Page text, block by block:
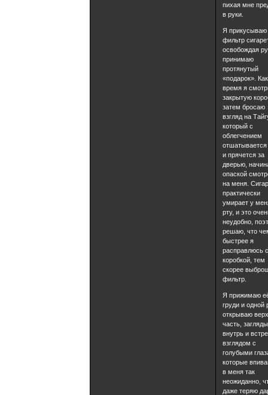
пихая мне
в руки.
Я прикусываю
фильтр
освобождая
принимаю
протянутый
«подарок».
время я
закрытую
затем бросаю
взгляд на
который с
облегчением
отшатывается
и прячется за
дверью,
опаской
на меня.
практически
умирает у
рту, и это
неудобно,
решаю, что
быстрее я
расправлюсь
коробкой, тем
скорее
фильтр.
Я прижимаю
груди и одной
открываю
часть,
внутрь и
взглядом с
голубыми
которые
в меня так
неожиданно,
даже теряю